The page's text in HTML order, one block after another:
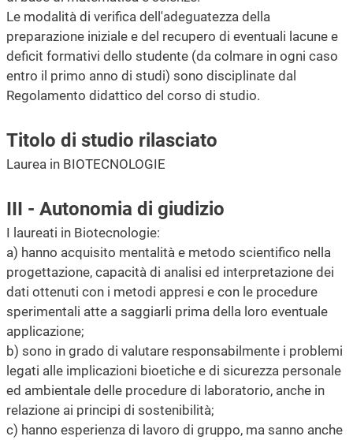
Le modalità di verifica dell'adeguatezza della
preparazione iniziale e del recupero di eventuali lacune e
deficit formativi dello studente (da colmare in ogni caso
entro il primo anno di studi) sono disciplinate dal
Regolamento didattico del corso di studio.
Titolo di studio rilasciato
Laurea in BIOTECNOLOGIE
III - Autonomia di giudizio
I laureati in Biotecnologie:
a) hanno acquisito mentalità e metodo scientifico nella
progettazione, capacità di analisi ed interpretazione dei
dati ottenuti con i metodi appresi e con le procedure
sperimentali atte a saggiarli prima della loro eventuale
applicazione;
b) sono in grado di valutare responsabilmente i problemi
legati alle implicazioni bioetiche e di sicurezza personale
ed ambientale delle procedure di laboratorio, anche in
relazione ai principi di sostenibilità;
c) hanno esperienza di lavoro di gruppo, ma sanno anche